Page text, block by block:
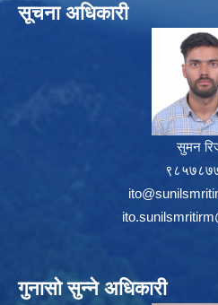
सूचना अधिकारी
सुमन
गुनासो सुन्ने अधिकारी